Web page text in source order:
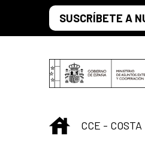
Saltar al contenido principal
SUSCRÍBETE A
INICIO
CCE - COSTA